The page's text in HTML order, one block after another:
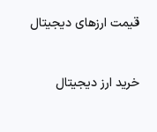
قیمت ارزهای دیجیتال
خرید ارز دیجیتال